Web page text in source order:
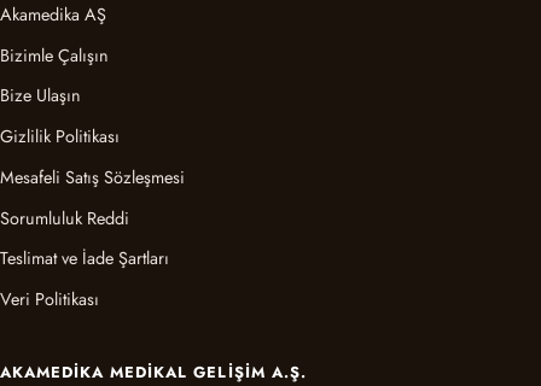
Akamedika AŞ
Bizimle Çalışın
Bize Ulaşın
Gizlilik Politikası
Mesafeli Satış Sözleşmesi
Sorumluluk Reddi
Teslimat ve İade Şartları
Veri Politikası
AKAMEDIKA MEDIKAL GELIŞIM A.Ş.